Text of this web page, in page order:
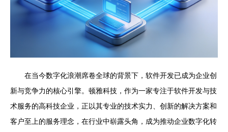
在当今数字化浪潮席卷全球的背景下，软件开发已成为企业创
新与竞争力的核心引擎。顿雅科技，作为一家专注于软件开发与技
术服务的高科技企业，正以其专业的技术实力、创新的解决方案和
客户至上的服务理念，在行业中崭露头角，成为推动企业数字化转